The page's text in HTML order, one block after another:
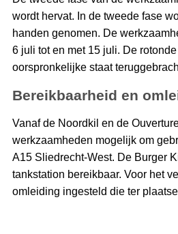
wordt hervat. In de tweede fase
handen genomen. De
6 juli tot en met 15 juli. De
oorspronkelijke staat
Bereikbaarheid en
Vanaf de Noordkil en de
werkzaamheden mogelijk om
A15 Sliedrecht-West. De Burger
tankstation bereikbaar. Voor het
omleiding ingesteld die ter